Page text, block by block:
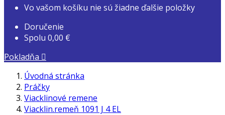
Vo vašom košíku nie sú žiadne ďalšie položky
Doručenie
Spolu 0,00 €
Pokladňa 
Úvodná stránka
Práčky
Viacklinové remene
Viacklin.remeň 1091 J 4 EL